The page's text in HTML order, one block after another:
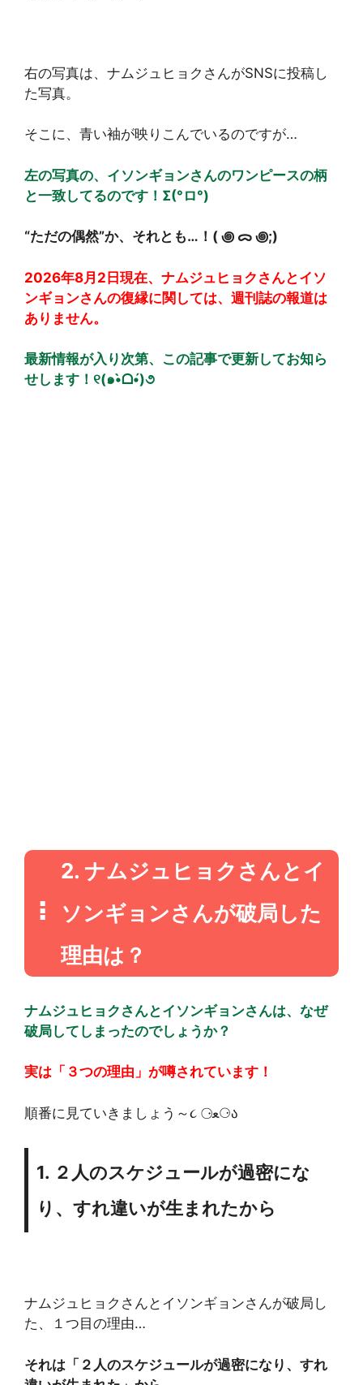
右の写真は、ナムジュヒョクさんがSNSに投稿し
た写真。
そこに、青い袖が映りこんでいるのですが…
左の写真の、イソンギョンさんのワンピースの柄
と一致してるのです！Σ(°ロ°)
“ただの偶然”か、それとも…！( ꩜ ᯅ ꩜;)⁭ ⁭
2026年8月2日現在、ナムジュヒョクさんとイソ
ンギョンさんの復縁に関しては、週刊誌の報道は
ありません。
最新情報が入り次第、この記事で更新してお知ら
せします！୧(๑•̀ᗝ•́)૭
2. ナムジュヒョクさんとイ
ソンギョンさんが破局した
理由は？
ナムジュヒョクさんとイソンギョンさんは、なぜ
破局してしまったのでしょうか？
実は「３つの理由」が噂されています！
順番に見ていきましょう～૮ ⚆ﻌ⚆ა
1. ２人のスケジュールが過密にな
り、すれ違いが生まれたから
ナムジュヒョクさんとイソンギョンさんが破局し
た、１つ目の理由…
それは「２人のスケジュールが過密になり、すれ